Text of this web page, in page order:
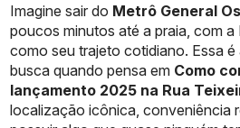
Imagine sair do Metrô General
poucos minutos até a praia, com a
como seu trajeto cotidiano. Essa
busca quando pensa em Como
lançamento 2025 na Rua
localização icônica, conveniência